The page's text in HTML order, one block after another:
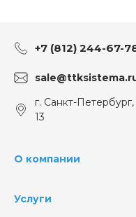
+7 (812) 244-67-
г. Санкт-
13
О компании
Услуги